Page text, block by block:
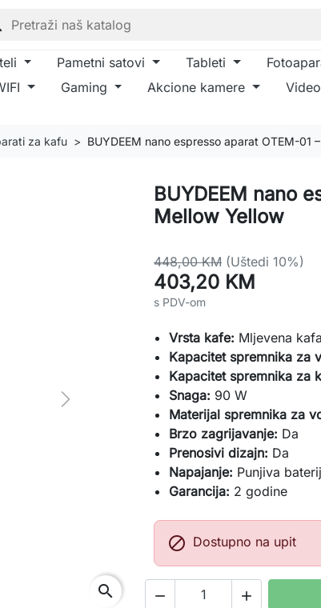
Pametni satovi Tableti
Gaming Akcione kamere
za kafu BUYDEEM nano espresso aparat OTEM-01
Next
search
BUYDEEM nano
Mellow Yellow
448,00 KM (Uštedi 10%)
403,20 KM
s PDV-om
Vrsta kafe: Mljevena
Kapacitet spremnika za
Kapacitet spremnika za
Snaga: 90 W
Materijal spremnika za
Brzo zagrijavanje: Da
Prenosivi dizajn: Da
Napajanje: Punjiva
Garancija: 2 godine
 Dostupno na upit
 